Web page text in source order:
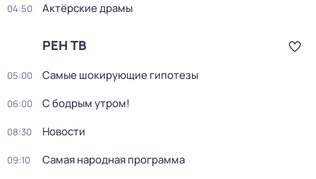
04:50 Актёрские драмы
РЕН ТВ
05:00 Самые шoкиpующие гипотезы
06:00 С бодрым утром!
08:30 Новости
09:10 Самая народная программа